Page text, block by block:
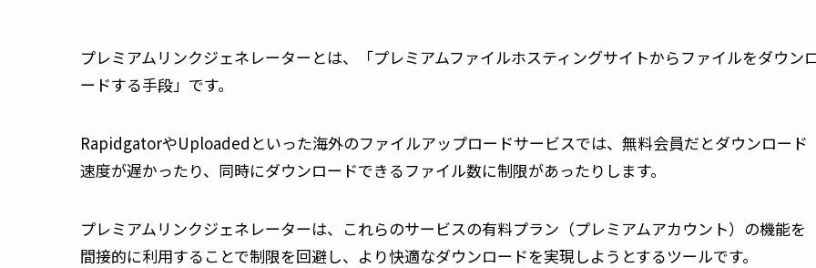
プレミアムリンクジェネレーターとは、「プレミアムファイルホスティングサイトからファイルをダウン
ードする手段」です。
RapidgatorやUploadedといった海外のファイルアップロードサービスでは、無料会員だとダウンロード
速度が遅かったり、同時にダウンロードできるファイル数に制限があったりします。
プレミアムリンクジェネレーターは、これらのサービスの有料プラン（プレミアムアカウント）の機能を
間接的に利用することで制限を回避し、より快適なダウンロードを実現しようとするツールです。